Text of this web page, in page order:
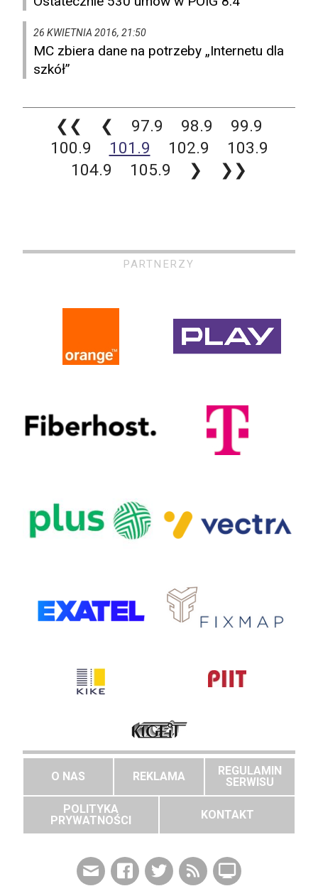
26 KWIETNIA 2016, 21:50
MC zbiera dane na potrzeby „Internetu dla
szkół”
❮❮ ❮ 97.9 98.9
99.9
100.9
101.9 102.9
103.9
104.9
105.9 ❯ ❯❯
PARTNERZY
O NAS REKLAMA
REGULAMIN
SERWISU
POLITYKA
PRYWATNOŚCI
KONTAKT